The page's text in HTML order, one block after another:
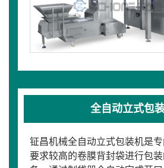
全自动立式包
钲昌机械全自动立式包装机是
要求较高的卷膜背封袋进行包